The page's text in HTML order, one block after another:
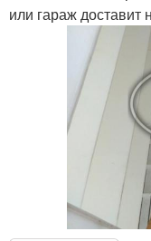
или гараж доставит